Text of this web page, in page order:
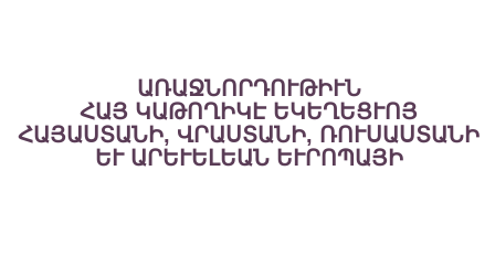
ԱՌԱՋՆՈՐԴՈՒԹԻՒՆ
ՀԱՅ ԿԱԹՈՂԻԿԷ ԵԿԵՂԵՑՒՈՅ
ՀԱՅԱՍՏԱՆԻ, ՎՐԱՍՏԱՆԻ, ՌՈՒՍԱՍՏԱՆԻ
ԵՒ ԱՐԵՒԵԼԵԱՆ ԵՒՐՈՊԱՅԻ